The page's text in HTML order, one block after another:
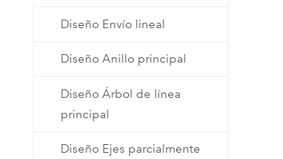
Diseño Envío lineal
Diseño Anillo principal
Diseño Árbol de línea
principal
Diseño Ejes parcialmente